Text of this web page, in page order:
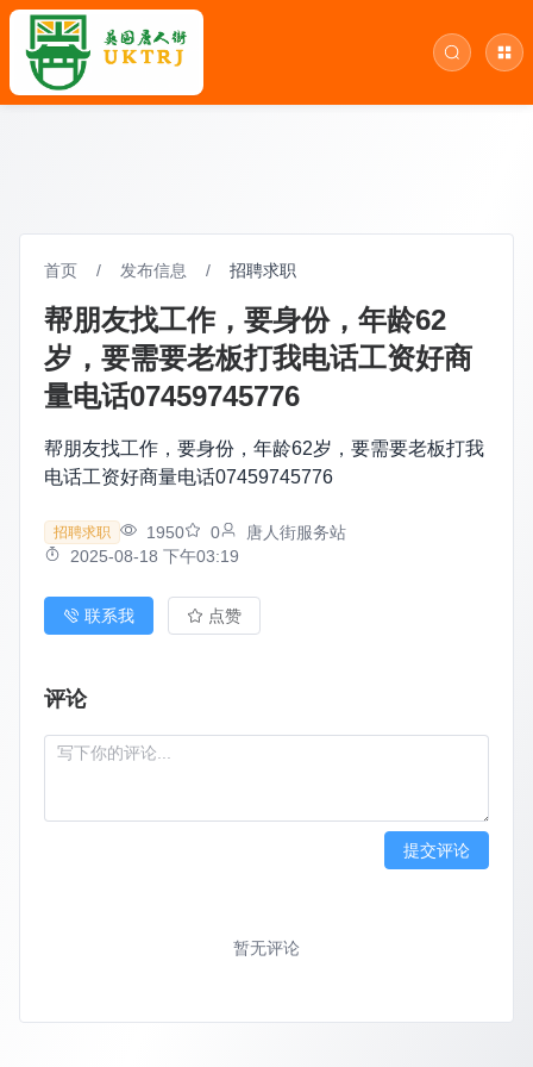
首页 / 发布信息 / 招聘求职
帮朋友找工作，要身份，年龄62
岁，要需要老板打我电话工资好商
量电话07459745776
帮朋友找工作，要身份，年龄62岁，要需要老板打我
电话工资好商量电话07459745776
招聘求职 1950 0
唐人街服务站
2025-08-18 下午03:19
联系我 点赞
评论
提交评论
暂无评论